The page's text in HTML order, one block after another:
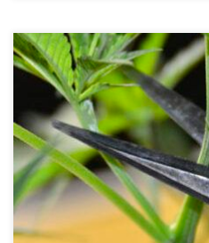
Jeśli planujesz uprawiać własną
czy będzie to jedna roślina, czy
sposoby rozpoczęcia uprawy.
nasiona lub klonowanie. Obydwa
Technika stosowana do uprawy
czynników. Jedną z kwestii jest